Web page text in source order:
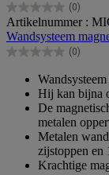
(0)
0.0
van
de
5
Artikelnummer :
Wandsysteem
(0)
0.0
sterren.
Hij kan bijna
De
metalen
Metalen
zijstoppen en
Krachtige